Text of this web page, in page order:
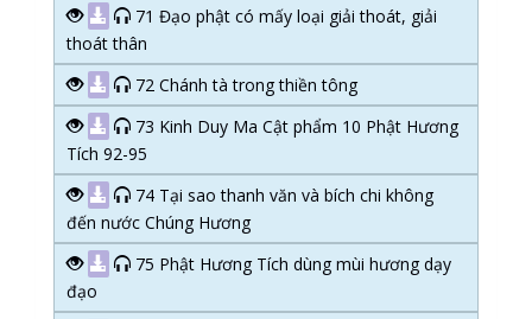
71 Đạo phật có mấy loại giải thoát, giải
thoát thân
72 Chánh tà trong thiền tông
73 Kinh Duy Ma Cật phẩm 10 Phật Hương
Tích 92-95
74 Tại sao thanh văn và bích chi không
đến nước Chúng Hương
75 Phật Hương Tích dùng mùi hương dạy
đạo